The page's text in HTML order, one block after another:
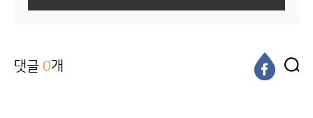
댓글 0개